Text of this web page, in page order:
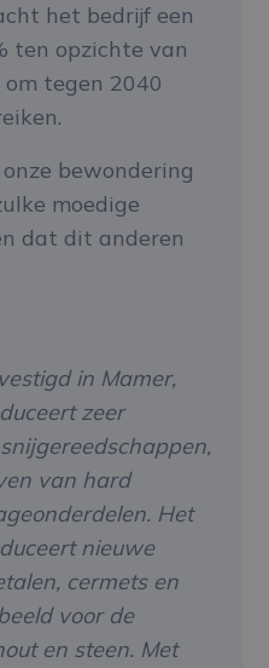
het bedrijf een
ten opzichte van
tegen 2040
bewondering
moedige
dat dit anderen
in Mamer,
zeer
van hard
Het
nieuwe
cermets en
voor de
en steen. Met